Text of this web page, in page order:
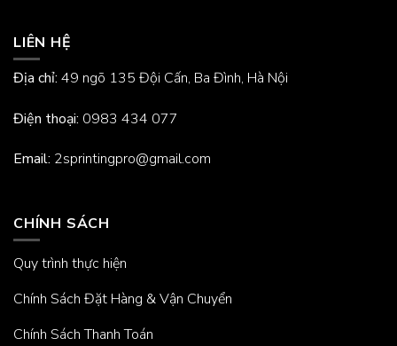
LIÊN HỆ
Địa chỉ: 49 ngõ 135 Đội Cấn, Ba Đình, Hà Nội
Điện thoại: 0983 434 077
Email: 2sprintingpro@gmail.com
CHÍNH SÁCH
Quy trình thực hiện
Chính Sách Đặt Hàng & Vận Chuyển
Chính Sách Thanh Toán